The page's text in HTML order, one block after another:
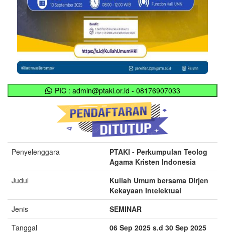
PIC : admin@ptaki.or.id - 08176907033
Penyelenggara
PTAKI - Perkumpulan Teolog
Agama Kristen Indonesia
Judul
Kuliah Umum bersama Dirjen
Kekayaan Intelektual
Jenis
SEMINAR
Tanggal
06 Sep 2025 s.d 30 Sep 2025